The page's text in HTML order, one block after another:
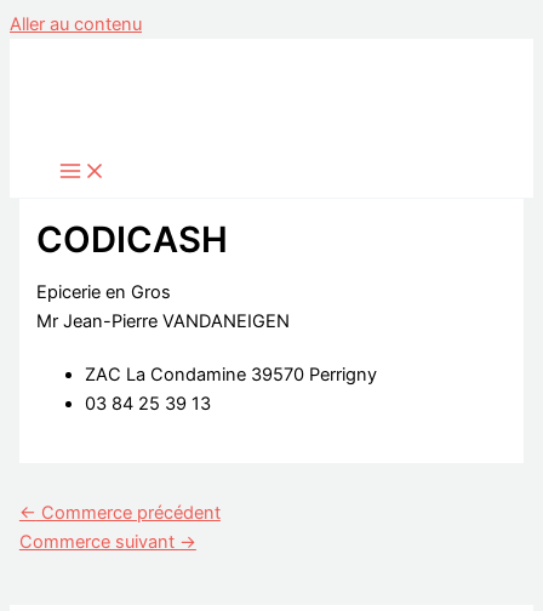
Aller au contenu
CODICASH
Epicerie en Gros
Mr Jean-Pierre VANDANEIGEN
ZAC La Condamine 39570 Perrigny
03 84 25 39 13
← Commerce précédent
Commerce suivant →